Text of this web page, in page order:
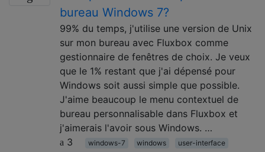
bureau Windows 7?
99% du temps, j'utilise une version de Unix
sur mon bureau avec Fluxbox comme
gestionnaire de fenêtres de choix. Je veux
que le 1% restant que j'ai dépensé pour
Windows soit aussi simple que possible.
J'aime beaucoup le menu contextuel de
bureau personnalisable dans Fluxbox et
j'aimerais l'avoir sous Windows. …
3
windows-7 windows
user-interface